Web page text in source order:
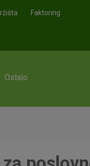
Faktoring
Ostalo